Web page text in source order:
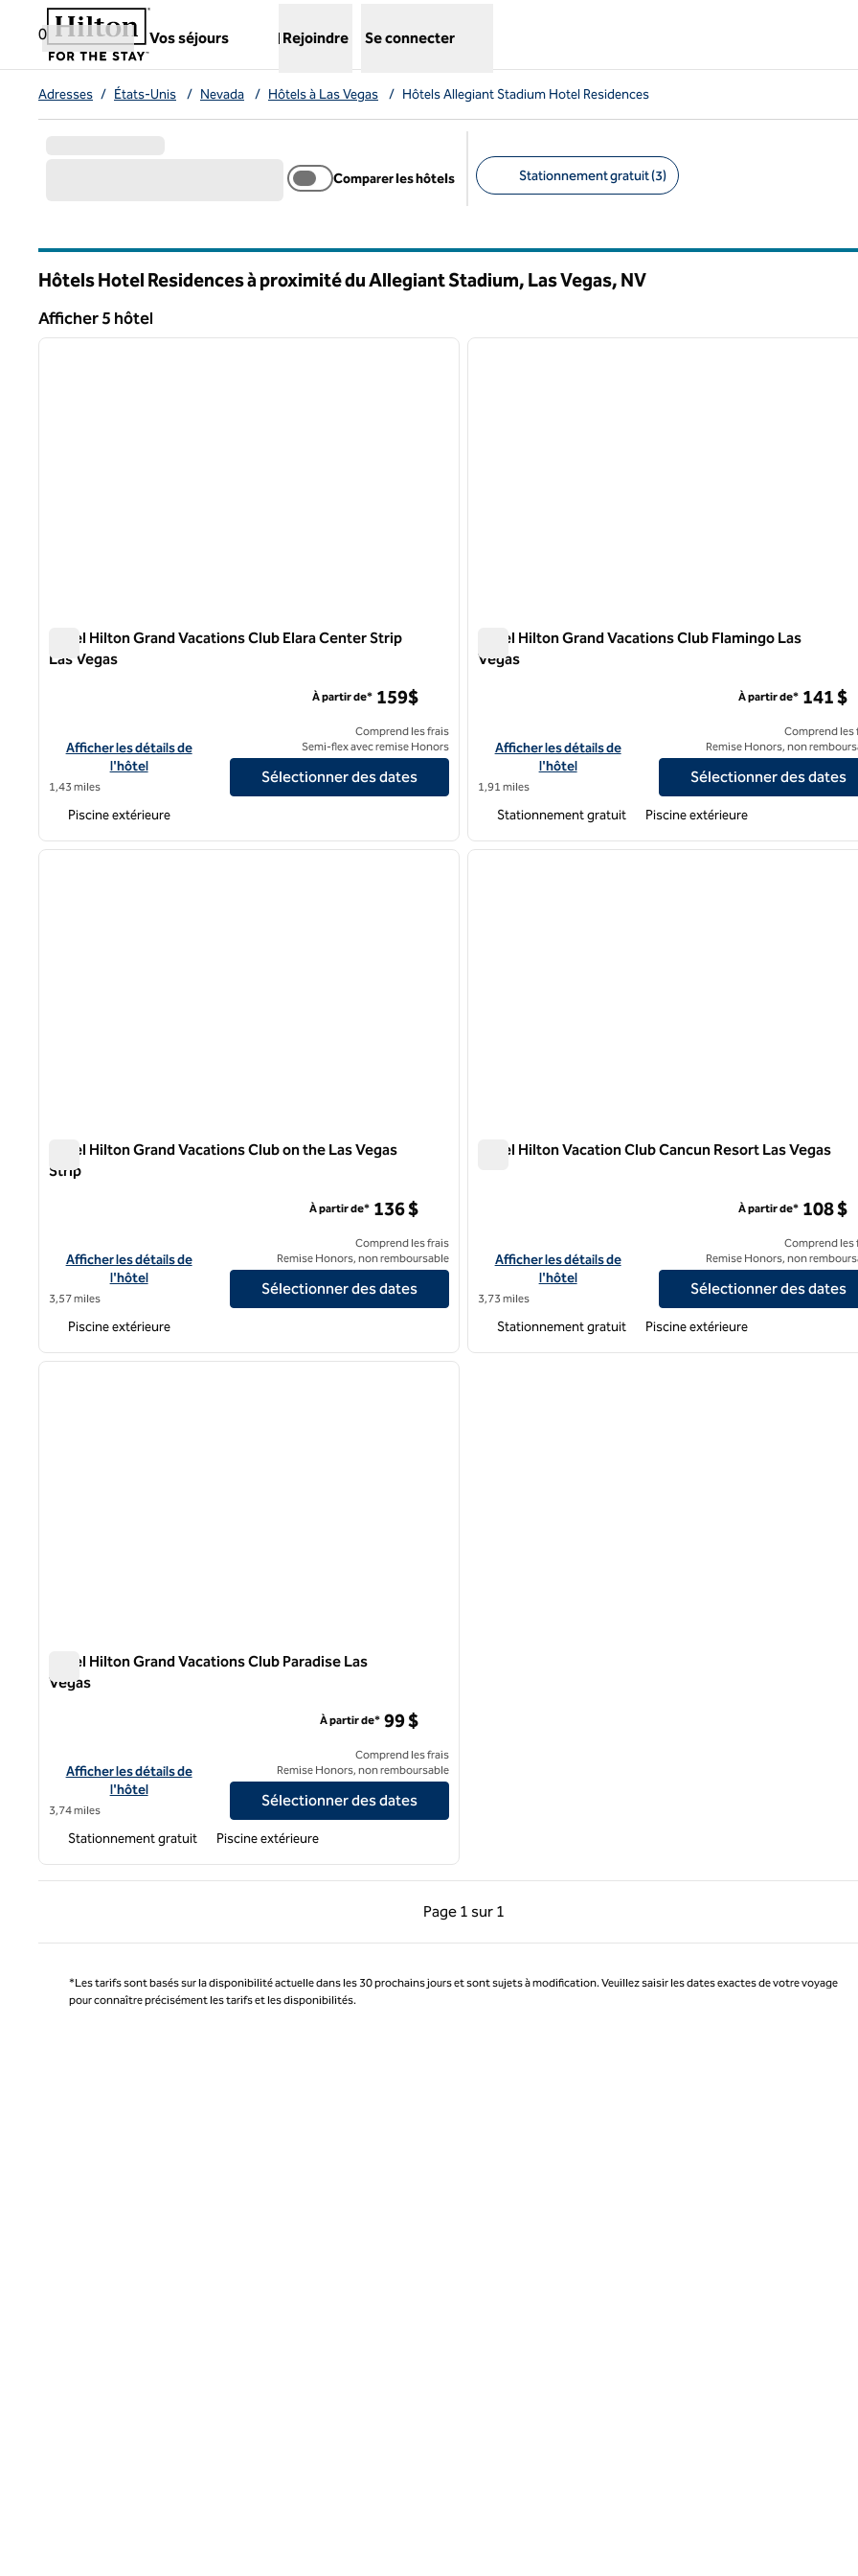
Aller directement au contenu
0
Vos séjours
,ouvre un nouvel onglet
Rejoindre Se connecter
Adresses / États-Unis / Nevada / Hôtels à Las Vegas / Hôtels Allegiant Stadium Hotel Residences
Comparer les hôtels Stationnement gratuit (3)
Hôtels Hotel Residences à proximité du Allegiant Stadium, Las Vegas, NV
Afficher 5 hôtel
Afficher 5 hôtel
1 sur 12
image suivante
Hôtel Hilton Grand Vacations Club Elara Center Strip
Las Vegas
Afficher les détails de l'hôtel Hilton Grand Vacations Club Elara Center Strip Las Vegas
Afficher les détails de
l'hôtel
1,43 miles
À partir de* 159$
Comprend les frais
Semi-flex avec remise Honors
Sélectionner des dates
Piscine extérieure
1 sur 12
Hôtel Hilton Grand Vacations Club Flamingo Las
Vegas
Afficher les détails de l'hôtel Hilton Grand Vacations Club
Afficher les détails de
l'hôtel
1,91 miles
À partir de* 141 $
Comprend les
Remise Honors, non
Sélectionner des dates
Stationnement gratuit Piscine extérieure
1 sur 12
image suivante
Hôtel Hilton Grand Vacations Club on the Las Vegas
Strip
Afficher les détails de l'hôtel Hilton Grand Vacations Club sur le Strip de Las Vegas
Afficher les détails de
l'hôtel
3,57 miles
À partir de* 136 $
Comprend les frais
Remise Honors, non remboursable
Sélectionner des dates
Piscine extérieure
1 sur 12
Hôtel Hilton Vacation Club Cancun Resort Las Vegas
Afficher les détails de l'hôtel Hilton Vacation Club Cancun
Afficher les détails de
l'hôtel
3,73 miles
À partir de* 108 $
Comprend les
Remise Honors, non
Sélectionner des dates
Stationnement gratuit Piscine extérieure
1 sur 12
image suivante
Hôtel Hilton Grand Vacations Club Paradise Las
Vegas
Afficher les détails de l'hôtel Hilton Grand Vacations Club Paradise Las Vegas
Afficher les détails de
l'hôtel
3,74 miles
À partir de* 99 $
Comprend les frais
Remise Honors, non remboursable
Sélectionner des dates
Stationnement gratuit Piscine extérieure
Page 1 sur 1
Page précédente, 1 sur 1
Page 1 sur 1
*Les tarifs sont basés sur la disponibilité actuelle dans les 30 prochains jours et sont sujets à modification. Veuillez saisir les dates exactes de votre voyage
pour connaître précisément les tarifs et les disponibilités.